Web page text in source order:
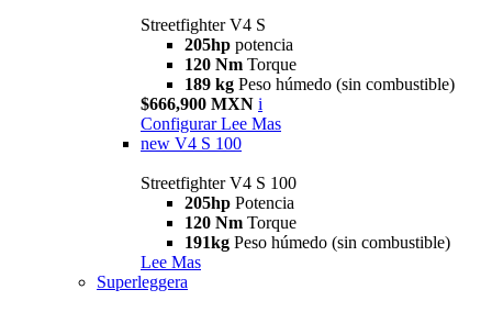
Streetfighter V4 S
205hp potencia
120 Nm Torque
189 kg Peso húmedo (sin combustible)
$666,900 MXN i
Configurar Lee Mas
new V4 S 100
Streetfighter V4 S 100
205hp Potencia
120 Nm Torque
191kg Peso húmedo (sin combustible)
Lee Mas
Superleggera